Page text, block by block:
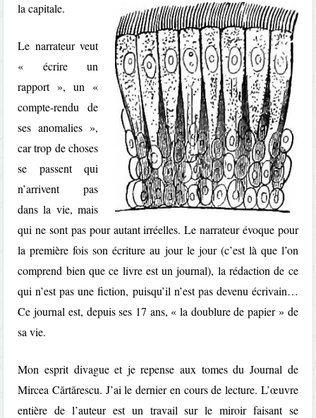
la capitale.
Le narrateur veut
« écrire un
rapport », un «
compte-rendu de
ses anomalies »,
car trop de choses
se passent qui
n’arrivent pas
dans la vie, mais
qui ne sont pas pour autant irréelles. Le narrateur évoque pour
la première fois son écriture au jour le jour (c’est là que l’on
comprend bien que ce livre est un journal), la rédaction de ce
qui n’est pas une fiction, puisqu’il n’est pas devenu écrivain…
Ce journal est, depuis ses 17 ans, « la doublure de papier » de
sa vie.
Mon esprit divague et je repense aux tomes du Journal de
Mircea Cărtărescu. J’ai le dernier en cours de lecture. L’œuvre
entière de l’auteur est un travail sur le miroir faisant se